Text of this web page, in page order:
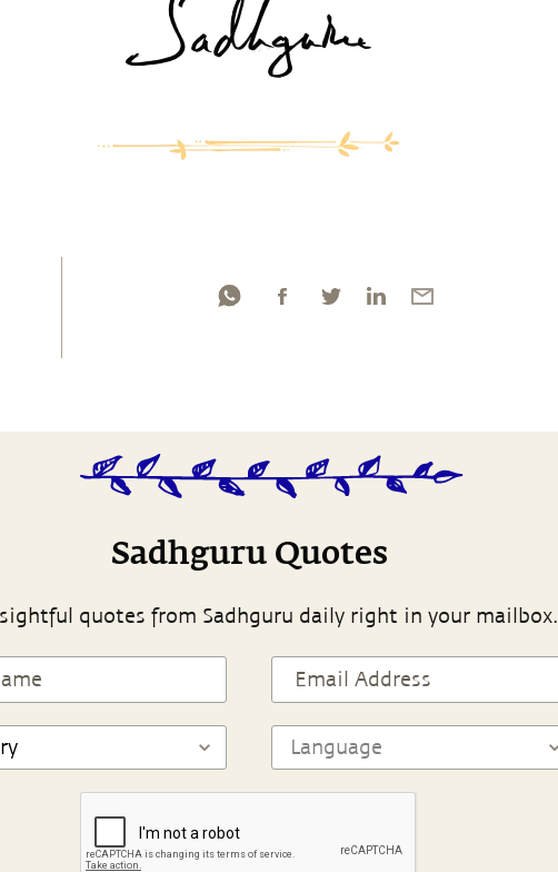
Sadhguru Quotes
quotes from Sadhguru daily right in your mailbox.